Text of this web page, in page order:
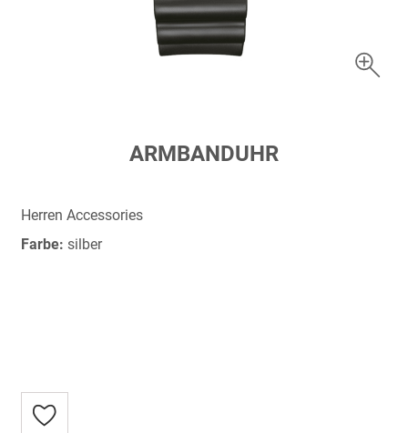
springen
ARMBANDUHR
Herren Accessories
Farbe: silber
Zur